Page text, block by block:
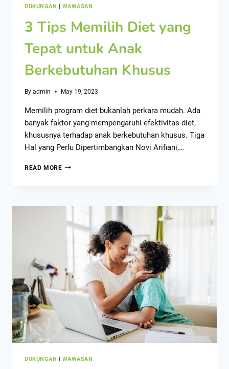
DUKUNGAN WAWASAN
3 Tips Memilih Diet yang
Tepat untuk Anak
Berkebutuhan Khusus
By admin May 19, 2023
Memilih program diet bukanlah perkara mudah. Ada
banyak faktor yang mempengaruhi efektivitas diet,
khususnya terhadap anak berkebutuhan khusus. Tiga
Hal yang Perlu Dipertimbangkan Novi Arifiani,…
READ MORE
DUKUNGAN | WAWASAN